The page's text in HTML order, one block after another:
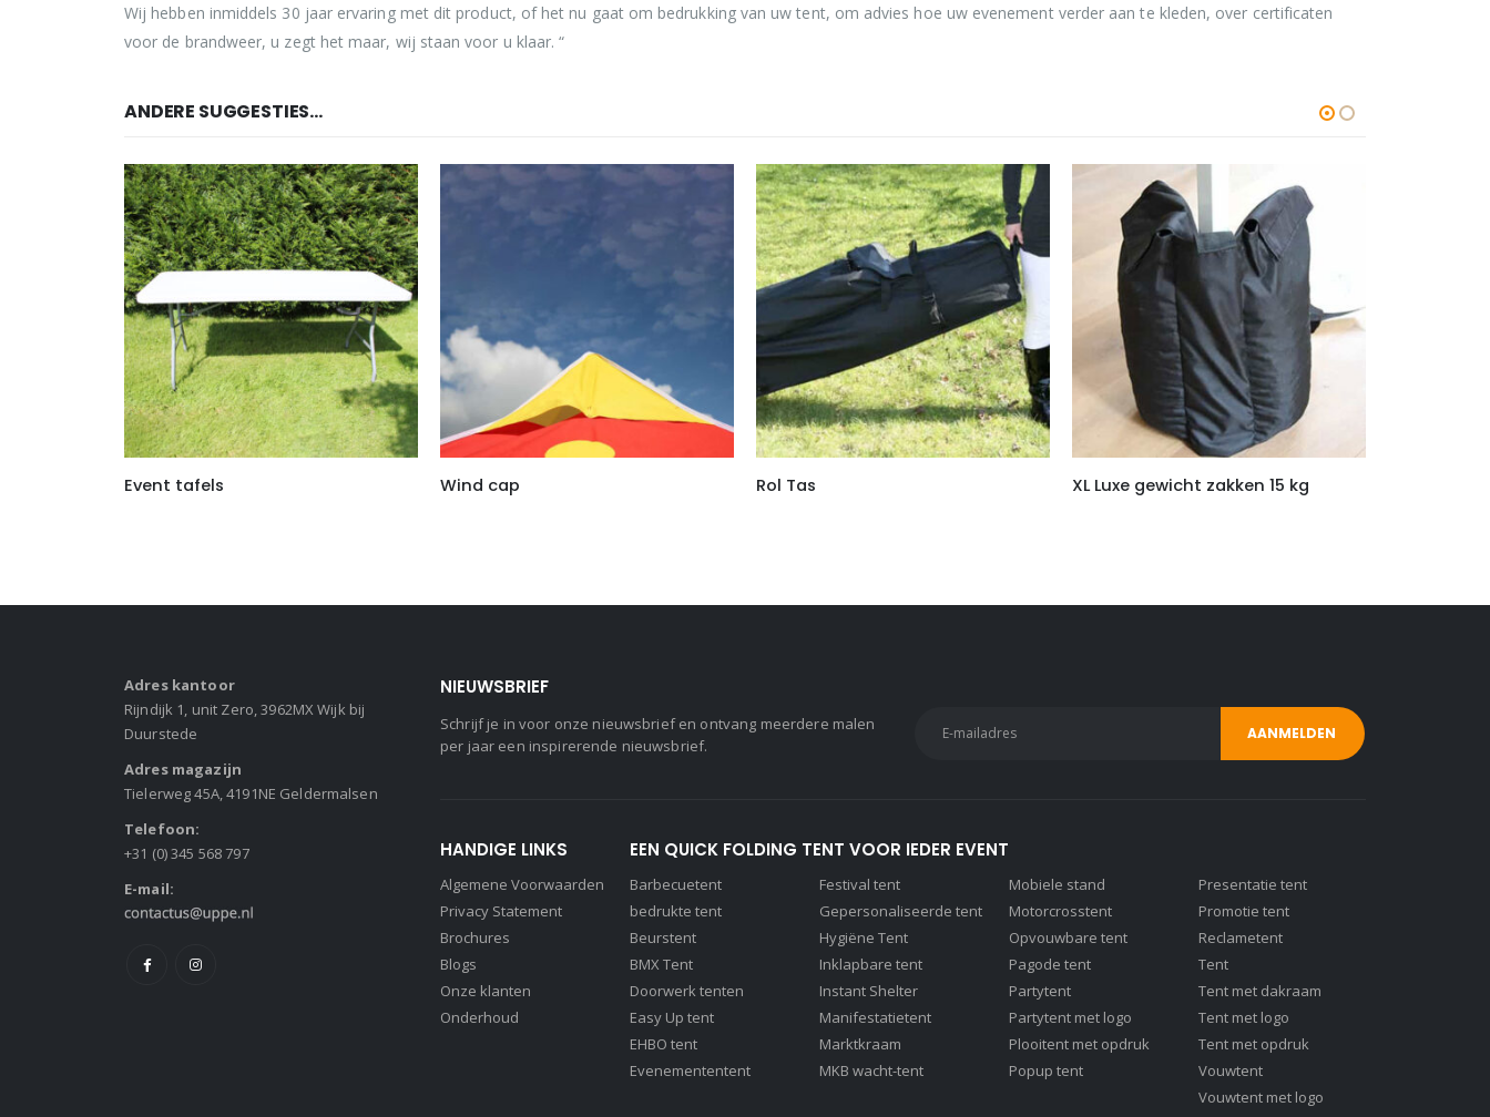
Wij hebben inmiddels 30 jaar ervaring met dit product, of het nu gaat om bedrukking van uw tent, om advies hoe uw evenement verder aan te kleden, over certificaten
voor de brandweer, u zegt het maar, wij staan voor u klaar. “
ANDERE SUGGESTIES…
Event tafels Wind cap Rol Tas XL Luxe gewicht zakken 15 kg
Adres kantoor
Rijndijk 1, unit Zero, 3962MX Wijk bij
Duurstede
Adres magazijn
Tielerweg 45A, 4191NE Geldermalsen
Telefoon:
+31 (0) 345 568 797
E-mail:
NIEUWSBRIEF
Schrijf je in voor onze nieuwsbrief en ontvang meerdere malen
per jaar een inspirerende nieuwsbrief.
HANDIGE LINKS
Algemene Voorwaarden
Privacy Statement
Brochures
Blogs
Onze klanten
Onderhoud
EEN QUICK FOLDING TENT VOOR IEDER EVENT
Barbecuetent
bedrukte tent
Beurstent
BMX Tent
Doorwerk tenten
Easy Up tent
EHBO tent
Evenemententent
Festival tent
Gepersonaliseerde tent
Hygiëne Tent
Inklapbare tent
Instant Shelter
Manifestatietent
Marktkraam
MKB wacht-tent
Mobiele stand
Motorcrosstent
Opvouwbare tent
Pagode tent
Partytent
Partytent met logo
Plooitent met opdruk
Popup tent
Presentatie tent
Promotie tent
Reclametent
Tent
Tent met dakraam
Tent met logo
Tent met opdruk
Vouwtent
Vouwtent met logo